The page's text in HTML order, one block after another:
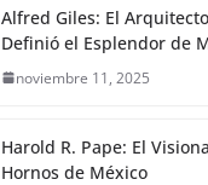
Alfred Giles: El
Definió el Esplendor de
noviembre 11, 2025
Harold R. Pape: El
Hornos de México